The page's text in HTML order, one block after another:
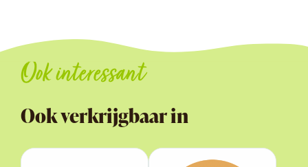
Ook interessant
Ook verkrijgbaar in